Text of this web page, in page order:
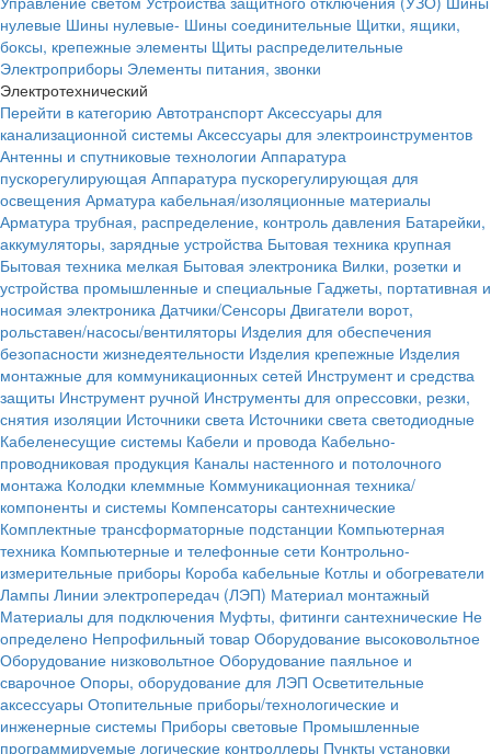
нулевые Шины нулевые- Шины соединительные Щитки, ящики,
боксы, крепежные элементы Щиты распределительные
Электроприборы Элементы питания, звонки
Электротехнический
Перейти в категорию Автотранспорт Аксессуары для
канализационной системы Аксессуары для электроинструментов
Антенны и спутниковые технологии Аппаратура
пускорегулирующая Аппаратура пускорегулирующая для
освещения Арматура кабельная/изоляционные материалы
Арматура трубная, распределение, контроль давления Батарейки,
аккумуляторы, зарядные устройства Бытовая техника крупная
Бытовая техника мелкая Бытовая электроника Вилки, розетки и
устройства промышленные и специальные Гаджеты, портативная и
носимая электроника Датчики/Сенсоры Двигатели ворот,
рольставен/насосы/вентиляторы Изделия для обеспечения
безопасности жизнедеятельности Изделия крепежные Изделия
монтажные для коммуникационных сетей Инструмент и средства
защиты Инструмент ручной Инструменты для опрессовки, резки,
снятия изоляции Источники света Источники света светодиодные
Кабеленесущие системы Кабели и провода Кабельно-
проводниковая продукция Каналы настенного и потолочного
монтажа Колодки клеммные Коммуникационная техника/
компоненты и системы Компенсаторы сантехнические
Комплектные трансформаторные подстанции Компьютерная
техника Компьютерные и телефонные сети Контрольно-
измерительные приборы Короба кабельные Котлы и обогреватели
Лампы Линии электропередач (ЛЭП) Материал монтажный
Материалы для подключения Муфты, фитинги сантехнические Не
определено Непрофильный товар Оборудование высоковольтное
Оборудование низковольтное Оборудование паяльное и
сварочное Опоры, оборудование для ЛЭП Осветительные
аксессуары Отопительные приборы/технологические и
инженерные системы Приборы световые Промышленные
программируемые логические контроллеры Пункты установки